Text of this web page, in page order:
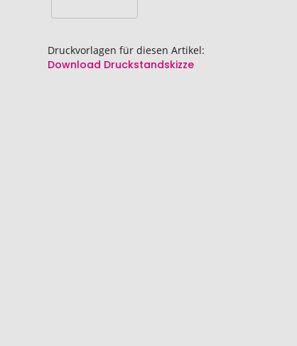
Druckvorlagen für diesen Artikel:
Download Druckstandskizze